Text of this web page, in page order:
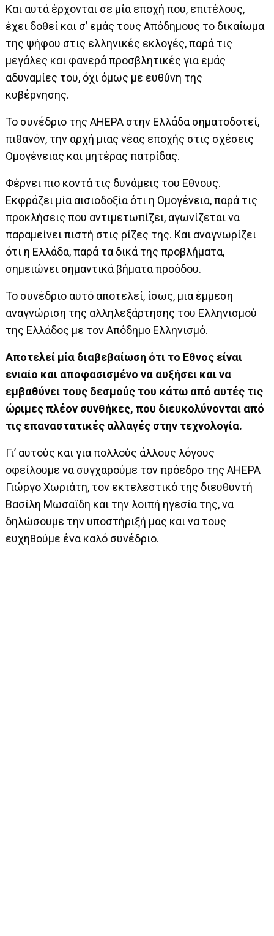
Και αυτά έρχονται σε μία εποχή που, επιτέλους,
έχει δοθεί και σ’ εμάς τους Απόδημους το δικαίωμα
της ψήφου στις ελληνικές εκλογές, παρά τις
μεγάλες και φανερά προσβλητικές για εμάς
αδυναμίες του, όχι όμως με ευθύνη της
κυβέρνησης.
Το συνέδριο της AHEPA στην Ελλάδα σηματοδοτεί,
πιθανόν, την αρχή μιας νέας εποχής στις σχέσεις
Ομογένειας και μητέρας πατρίδας.
Φέρνει πιο κοντά τις δυνάμεις του Εθνους.
Εκφράζει μία αισιοδοξία ότι η Ομογένεια, παρά τις
προκλήσεις που αντιμετωπίζει, αγωνίζεται να
παραμείνει πιστή στις ρίζες της. Και αναγνωρίζει
ότι η Ελλάδα, παρά τα δικά της προβλήματα,
σημειώνει σημαντικά βήματα προόδου.
Το συνέδριο αυτό αποτελεί, ίσως, μια έμμεση
αναγνώριση της αλληλεξάρτησης του Ελληνισμού
της Ελλάδος με τον Απόδημο Ελληνισμό.
Αποτελεί μία διαβεβαίωση ότι το Εθνος είναι
ενιαίο και αποφασισμένο να αυξήσει και να
εμβαθύνει τους δεσμούς του κάτω από αυτές τις
ώριμες πλέον συνθήκες, που διευκολύνονται από
τις επαναστατικές αλλαγές στην τεχνολογία.
Γι’ αυτούς και για πολλούς άλλους λόγους
οφείλουμε να συγχαρούμε τον πρόεδρο της AHEPA
Γιώργο Χωριάτη, τον εκτελεστικό της διευθυντή
Βασίλη Μωσαϊδη και την λοιπή ηγεσία της, να
δηλώσουμε την υποστήριξή μας και να τους
ευχηθούμε ένα καλό συνέδριο.